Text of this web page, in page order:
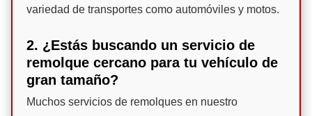
variedad de transportes como automóviles y motos.
2. ¿Estás buscando un servicio de
remolque cercano para tu vehículo de
gran tamaño?
Muchos servicios de remolques en nuestro